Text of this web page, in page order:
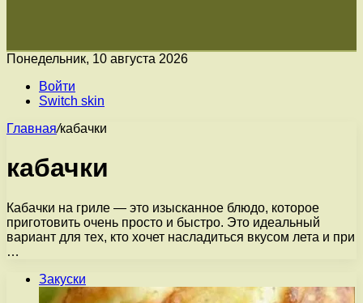
Понедельник, 10 августа 2026
Войти
Switch skin
Главная/кабачки
кабачки
Кабачки на гриле — это изысканное блюдо, которое
приготовить очень просто и быстро. Это идеальный
вариант для тех, кто хочет насладиться вкусом лета и при
…
Закуски